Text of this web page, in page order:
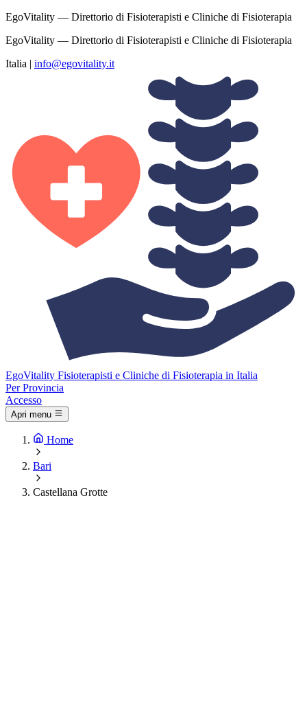
EgoVitality — Direttorio di Fisioterapisti e Cliniche di Fisioterapia
EgoVitality — Direttorio di Fisioterapisti e Cliniche di Fisioterapia
Italia | info@egovitality.it
EgoVitality Fisioterapisti e Cliniche di Fisioterapia in Italia
Per Provincia
Accesso
Apri menu
Home
Bari
Castellana Grotte